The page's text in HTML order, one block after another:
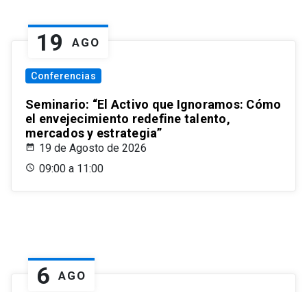
19 AGO
Conferencias
Seminario: “El Activo que Ignoramos: Cómo
el envejecimiento redefine talento,
mercados y estrategia”
19 de Agosto de 2026
09:00 a 11:00
6 AGO